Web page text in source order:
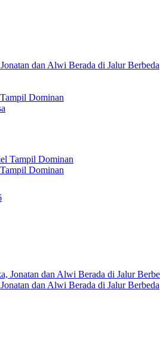
dan Alwi Berada di Jalur Berbeda
Dominan
Dominan
dan Alwi Berada di Jalur Berbeda